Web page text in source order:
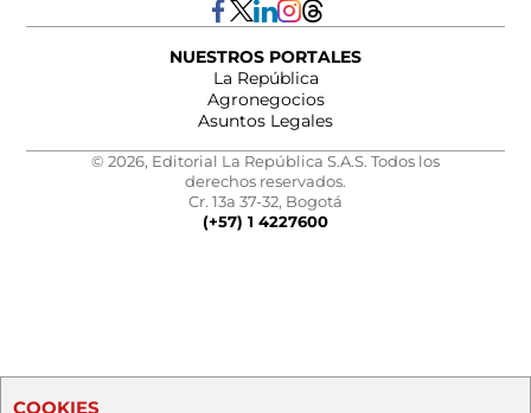
NUESTROS PORTALES
La República
Agronegocios
Asuntos Legales
© 2026, Editorial La República S.A.S. Todos los
derechos reservados.
Cr. 13a 37-32, Bogotá
(+57) 1 4227600
COOKIES